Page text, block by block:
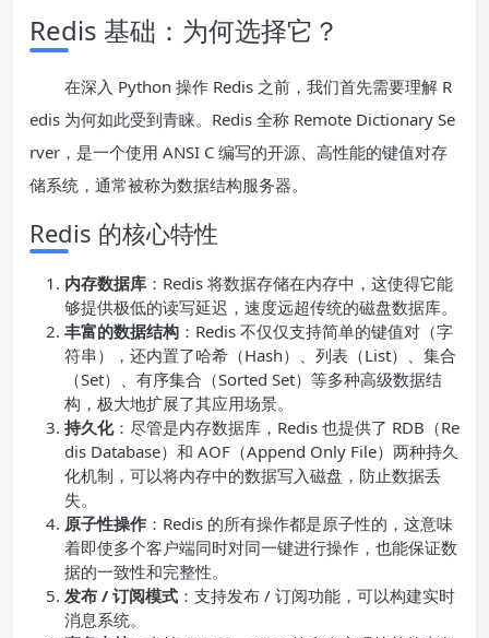
Redis 基础：为何选择它？
在深入 Python 操作 Redis 之前，我们首先需要理解 R
edis 为何如此受到青睐。Redis 全称 Remote Dictionary Se
rver，是一个使用 ANSI C 编写的开源、高性能的键值对存
储系统，通常被称为数据结构服务器。
Redis 的核心特性
内存数据库 ：Redis 将数据存储在内存中，这使得它能
够提供极低的读写延迟，速度远超传统的磁盘数据库。
丰富的数据结构 ：Redis 不仅仅支持简单的键值对（字
符串），还内置了哈希（Hash）、列表（List）、集合
（Set）、有序集合（Sorted Set）等多种高级数据结
构，极大地扩展了其应用场景。
持久化：尽管是内存数据库，Redis 也提供了 RDB（Re
dis Database）和 AOF（Append Only File）两种持久
化机制，可以将内存中的数据写入磁盘，防止数据丢
失。
原子性操作 ：Redis 的所有操作都是原子性的，这意味
着即使多个客户端同时对同一键进行操作，也能保证数
据的一致性和完整性。
发布 / 订阅模式 ：支持发布 / 订阅功能，可以构建实时
消息系统。